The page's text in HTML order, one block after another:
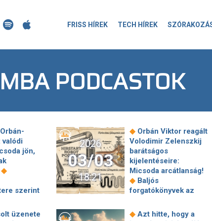
FRISS HÍREK TECH HÍREK
PODCASTOK
valódi
jön,
◆
szerint
2026
03/03
18:21
◆ Orbán Viktor reagált
Volodimir Zelenszkij
barátságos
kijelentéseire:
Micsoda arcátlanság!
◆ Baljós
forgatókönyvek az
professzortól: mi van,
üzenete
◆ Azt hitte, hogy a